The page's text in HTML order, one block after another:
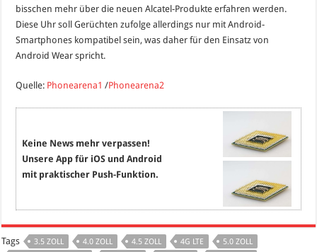
bisschen mehr über die neuen Alcatel-Produkte erfahren werden.
Diese Uhr soll Gerüchten zufolge allerdings nur mit Android-
Smartphones kompatibel sein, was daher für den Einsatz von
Android Wear spricht.
Quelle: Phonearena1 /Phonearena2
Keine News mehr verpassen!
Unsere App für iOS und Android
mit praktischer Push-Funktion.
Tags 3.5 ZOLL 4.0 ZOLL 4.5 ZOLL 4G LTE
5.0 ZOLL